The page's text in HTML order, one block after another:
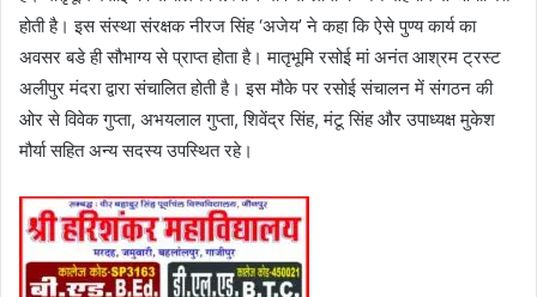
होती है। इस संस्था संरक्षक नीरज सिंह ‘अजेय’ ने कहा कि ऐसे पुण्य कार्य का
अवसर बडे ही सौभाग्य से प्राप्त होता है। मातृभूमि रसोई मां अनंत आश्रम ट्रस्ट
अलीपुर मंदरा द्वारा संचालित होती है। इस मौके पर रसोई संचालन में संगठन की
ओर से विवेक गुप्ता, अभयलाल गुप्ता, शिवेंद्र सिंह, मंटू सिंह और उपाध्यक्ष मुकेश
मौर्या सहित अन्य सदस्य उपस्थित रहे।